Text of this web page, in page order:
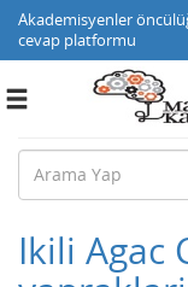
Akademisyenler
cevap platformu
Toggle
Ikili Agac